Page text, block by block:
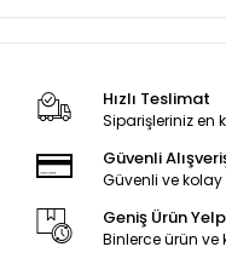
Hızlı Teslimat
Siparişleriniz en
Güvenli
Güvenli ve
Geniş Ürün
Binlerce ürün